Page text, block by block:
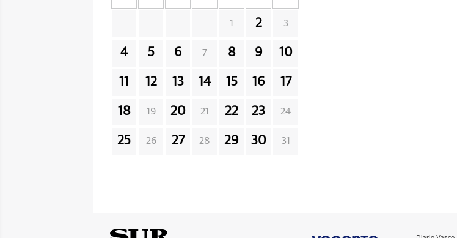
1 2 3
4 5 6 7 8 9 10
11 12 13 14 15 16 17
18 19 20 21 22 23 24
25 26 27 28 29 30 31